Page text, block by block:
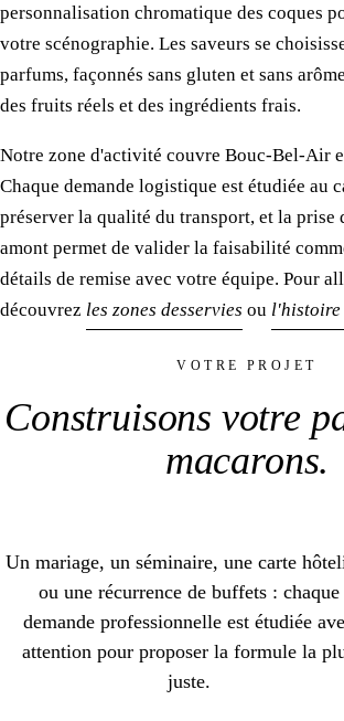
personnalisation chromatique des coques
votre scénographie. Les saveurs se
parfums, façonnés sans gluten et sans
des fruits réels et des ingrédients frais.
Notre zone d'activité couvre Bouc-Bel-Air
Chaque demande logistique est étudiée au
préserver la qualité du transport, et la prise
amont permet de valider la faisabilité
détails de remise avec votre équipe. Pour
découvrez les zones desservies ou l'histoire
VOTRE PROJET
Construisons votre
macarons.
Un mariage, un séminaire, une carte
ou une récurrence de buffets : chaque
demande professionnelle est étudiée
attention pour proposer la formule la
juste.